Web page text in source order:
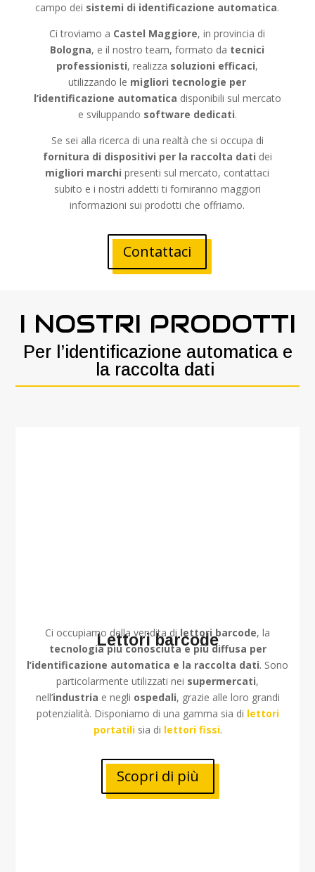
campo dei sistemi di identificazione automatica.
Ci troviamo a Castel Maggiore, in provincia di
Bologna, e il nostro team, formato da tecnici
professionisti, realizza soluzioni efficaci,
utilizzando le migliori tecnologie per
l’identificazione automatica disponibili sul mercato
e sviluppando software dedicati.
Se sei alla ricerca di una realtà che si occupa di
fornitura di dispositivi per la raccolta dati dei
migliori marchi presenti sul mercato, contattaci
subito e i nostri addetti ti forniranno maggiori
informazioni sui prodotti che offriamo.
Contattaci
I NOSTRI PRODOTTI
Per l’identificazione automatica e
la raccolta dati
Lettori barcode
Ci occupiamo della vendita di lettori barcode, la
tecnologia più conosciuta e più diffusa per
l’identificazione automatica e la raccolta dati. Sono
particolarmente utilizzati nei supermercati,
nell’industria e negli ospedali, grazie alle loro grandi
potenzialità. Disponiamo di una gamma sia di lettori
portatilisia di lettori fissi.
Scopri di più